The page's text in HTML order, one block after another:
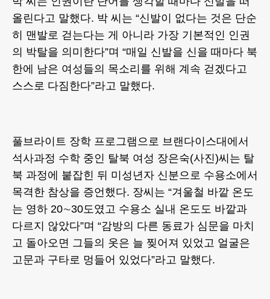
올린다고 말했다. 박 씨는 “신발이 없다는 것은 단순
히 맨발로 걷는다는 게 아니라 가장 기본적인 인권
의 박탈을 의미한다”며 “매일 신발을 신을 때마다 북
한에 남은 여성들의 목소리를 위해 계속 걷겠다고
스스로 다짐한다”라고 말했다.
풀브라이트 장학 프로그램으로 브랜다이스대에서
석사과정 수학 중인 탈북 여성 장은숙(사진)씨는 탈
북 과정에 붙잡힌 뒤 미성년자 신분으로 수용소에서
목격한 참상을 증언했다. 장씨는 “겨울철 바깥 온도
는 영하 20∼30도였고 수용소 실내 온도도 바깥과
다르지 않았다”며 “감방의 다른 동료가 심문을 마치
고 돌아오면 그들의 옷은 늘 찢어져 있었고 얼굴은
고문과 구타로 멍들어 있었다”라고 말했다.